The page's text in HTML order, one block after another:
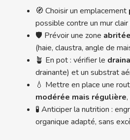
🧭 Choisir un emplacement
possible contre un mur
🛡️ Prévoir une zone
(haie, claustra, angle de
🪴 En pot : vérifier le
drainante) et un substrat
💧 Mettre en place une
modérée mais régulière
🧪 Anticiper la nutrition :
organique adapté, sans